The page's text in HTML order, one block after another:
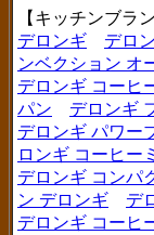
【キッチンブラ
デロンギ
デロ
ンベクション オ
デロンギ コーヒ
パン
デロンギ
デロンギ パワー
ロンギ コーヒー
デロンギ コンパ
ン デロンギ
デ
デロンギ コーヒ